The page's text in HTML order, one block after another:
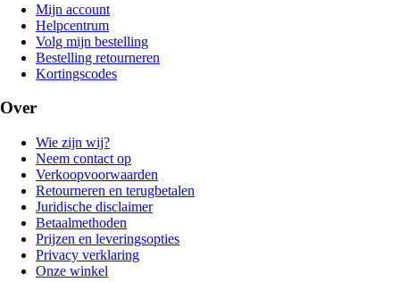
Mijn account
Helpcentrum
Volg mijn bestelling
Bestelling retourneren
Kortingscodes
Over
Wie zijn wij?
Neem contact op
Verkoopvoorwaarden
Retourneren en terugbetalen
Juridische disclaimer
Betaalmethoden
Prijzen en leveringsopties
Privacy verklaring
Onze winkel